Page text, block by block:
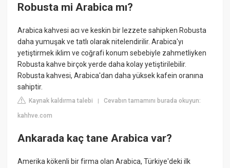
Robusta mi Arabica mı?
Arabica kahvesi acı ve keskin bir lezzete sahipken Robusta
daha yumuşak ve tatlı olarak nitelendirilir. Arabica'yı
yetiştirmek iklim ve coğrafi konum sebebiyle zahmetliyken
Robusta kahve birçok yerde daha kolay yetiştirilebilir.
Robusta kahvesi, Arabica'dan daha yüksek kafein oranına
sahiptir.
Kaynak kaldırma talebi |Cevabın tamamını burada okuyun:
kahhve.com
Ankarada kaç tane Arabica var?
​Amerika kökenli bir firma olan Arabica, Türkiye'deki ilk